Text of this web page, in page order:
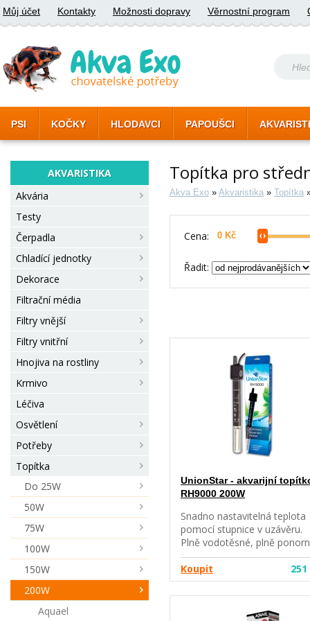
Můj účet Kontakty Možnosti dopravy Věrnostní program
PSI KOČKY HLODAVCI PAPOUŠCI
AKVARISTIKA
Akvária
Testy
Čerpadla
Chladící jednotky
Dekorace
Filtrační média
Filtry vnější
Filtry vnitřní
Hnojiva na rostliny
Krmivo
Léčiva
Osvětlení
Potřeby
Topítka
Do 25W
50W
75W
100W
150W
200W
Aquael
Topítka pro
Akva Exo » Akvaristika » Topítka
Cena:
Řadit:
UnionStar - akvarijní
RH9000 200W
Snadno nastavitelná teplota
pomocí stupnice v uzávěru.
Plně vodotěsné, plně
Zapnutí topení
indikováno svitem kontrolky
uvnitř skleněného tělesa
topení. Keramická topná
Vybaveno dvěmi silnými
Koupit 251